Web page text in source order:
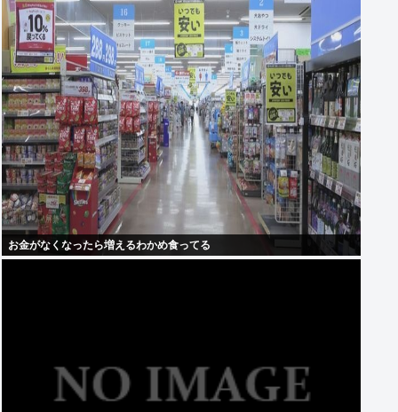
お金がなくなったら増えるわかめ食ってる